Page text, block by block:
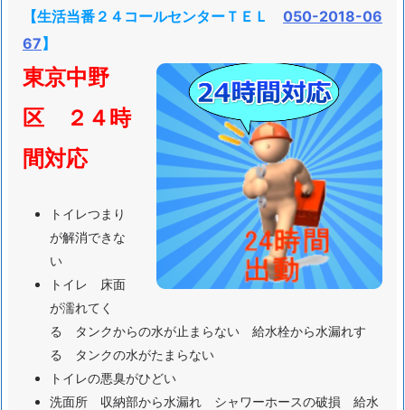
り
水
れ
蛇
口
交
【生活当番２４コールセンターＴＥＬ 050-2018-06
67】
東京中野
区 ２４時
間対応
トイレつまり
が解消できな
い
トイレ 床面
が濡れてく
る タンクからの水が止まらない 給水栓から水漏れす
る タンクの水がたまらない
トイレの悪臭がひどい
洗面所 収納部から水漏れ シャワーホースの破損 給水